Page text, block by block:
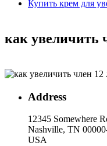
Купить крем для
как увеличить
Address
12345 Somewhere
Nashville, TN
USA